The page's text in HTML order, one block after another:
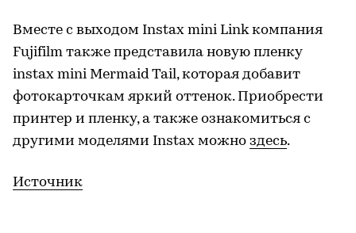
Вместе с выходом Instax mini Link компания
Fujifilm также представила новую пленку
instax mini Mermaid Tail, которая добавит
фотокарточкам яркий оттенок. Приобрести
принтер и пленку, а также ознакомиться с
другими моделями Instax можно здесь.
Источник